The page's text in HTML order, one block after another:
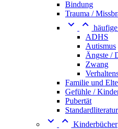
Bindung
Trauma /
 
ADHS
Autismus
Ängste /
Zwang
Familie und
Gefühle /
Pubertät
Standardliteratur
  Kinderbücher